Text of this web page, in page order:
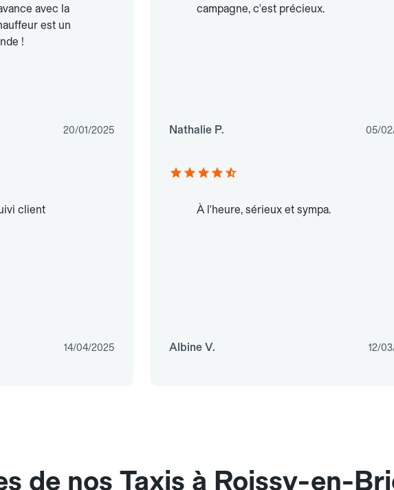
avec la
est un
!
20/01/2025
campagne, c'est précieux.
Nathalie P. 05/
client
14/04/2025
À l'heure, sérieux et sympa.
Albine V. 12/
de nos Taxis à Roissy-en-